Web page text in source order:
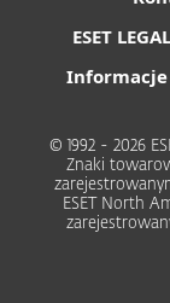
ESET
© 1992 - 2026
Znaki
ESET North